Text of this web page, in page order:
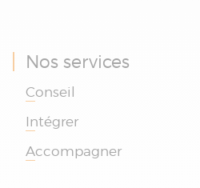
Nos services
Conseil
Intégrer
Accompagner